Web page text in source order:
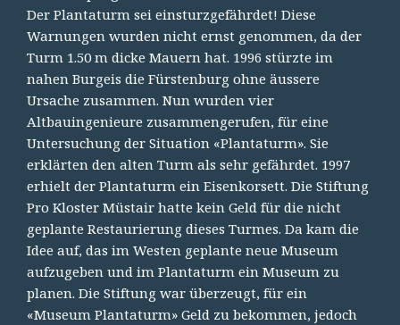
Der Plantaturm sei einsturzgefährdet! Diese
Warnungen wurden nicht ernst genommen, da der
Turm 1.50 m dicke Mauern hat. 1996 stürzte im
nahen Burgeis die Fürstenburg ohne äussere
Ursache zusammen. Nun wurden vier
Altbauingenieure zusammengerufen, für eine
Untersuchung der Situation «Plantaturm». Sie
erklärten den alten Turm als sehr gefährdet. 1997
erhielt der Plantaturm ein Eisenkorsett. Die Stiftung
Pro Kloster Müstair hatte kein Geld für die nicht
geplante Restaurierung dieses Turmes. Da kam die
Idee auf, das im Westen geplante neue Museum
aufzugeben und im Plantaturm ein Museum zu
planen. Die Stiftung war überzeugt, für ein
«Museum Plantaturm» Geld zu bekommen, jedoch